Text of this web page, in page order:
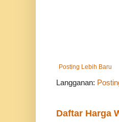
Posting Lebih Baru
Langganan:
Daftar Harga